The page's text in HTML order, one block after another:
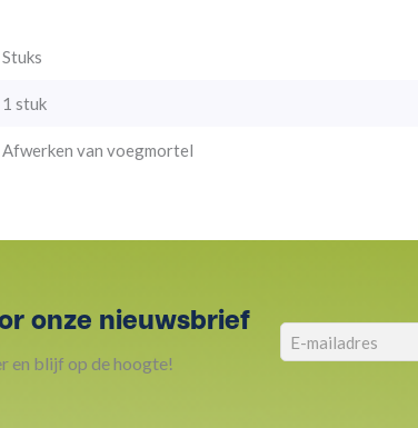
Stuks
1 stuk
Afwerken van voegmortel
onze nieuwsbrief
en blijf op de hoogte!